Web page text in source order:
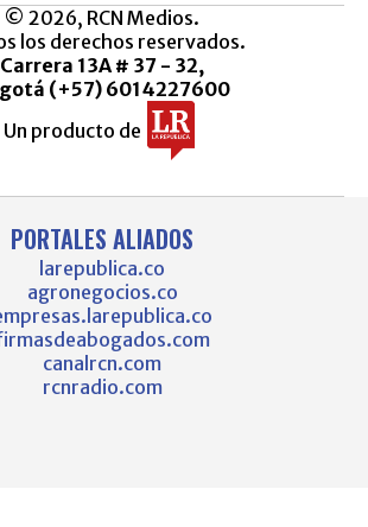
© 2026, RCN Medios.
los derechos reservados.
Carrera 13A # 37 - 32,
(+57) 6014227600
Un producto de
PORTALES ALIADOS
larepublica.co
agronegocios.co
canalrcn.com
rcnradio.com